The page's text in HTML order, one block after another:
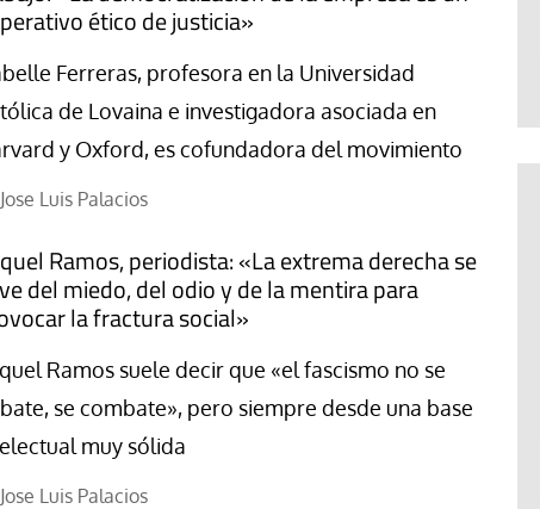
ético de justicia»
Ferreras, profesora en la Universidad
de Lovaina e investigadora asociada en
y Oxford, es cofundadora del movimiento
Jose Luis Palacios
Ramos, periodista: «La extrema derecha se
del miedo, del odio y de la mentira para
la fractura social»
Ramos suele decir que «el fascismo no se
se combate», pero siempre desde una base
muy sólida
Jose Luis Palacios
Paco (Quisco) Vicente